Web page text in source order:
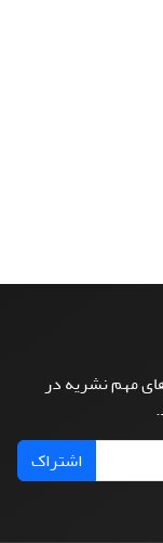
مهم نشریه در
اشتراک